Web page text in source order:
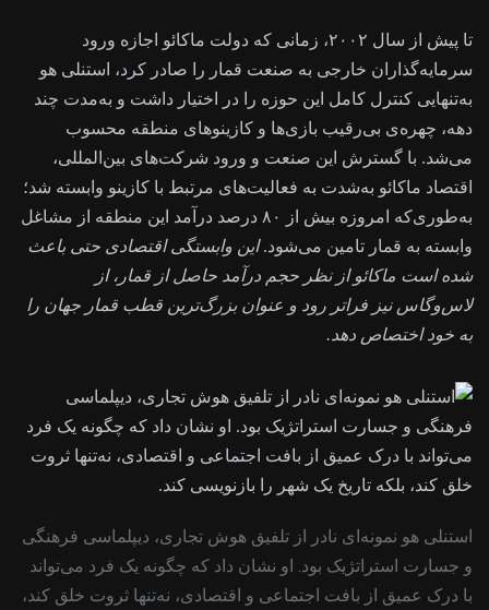
تا پیش از سال ۲۰۰۲، زمانی که دولت ماکائو اجازه ورود
سرمایه‌گذاران خارجی به صنعت قمار را صادر کرد، استنلی هو
به‌تنهایی کنترل کامل این حوزه را در اختیار داشت و به‌مدت چند
دهه، چهره‌ی بی‌رقیب بازی‌ها و کازینوهای منطقه محسوب
می‌شد. با گسترش این صنعت و ورود شرکت‌های بین‌المللی،
اقتصاد ماکائو به‌شدت به فعالیت‌های مرتبط با کازینو وابسته شد؛
به‌طوری‌که امروزه بیش از ۸۰ درصد درآمد این منطقه از مشاغل
وابسته به قمار تامین می‌شود.این وابستگی اقتصادی حتی باعث
شده است ماکائو از نظر حجم درآمد حاصل از قمار، از
لاس‌وگاس نیز فراتر رود و عنوان بزرگ‌ترین قطب قمار جهان را
به خود اختصاص دهد.
استنلی هو نمونه‌ای نادر از تلفیق هوش تجاری، دیپلماسی فرهنگی
و جسارت استراتژیک بود. او نشان داد که چگونه یک فرد می‌تواند
با درک عمیق از بافت اجتماعی و اقتصادی، نه‌تنها ثروت خلق کند،